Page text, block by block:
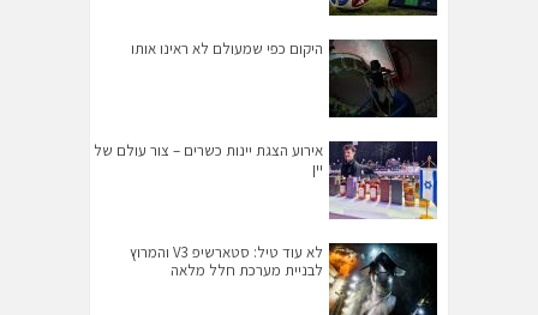
היקום כפי שמעולם לא ראינו אותו
אירוע הצגת יינות כשרים – צור עולם של
יין
לא עוד טיל: סטארשיפ V3 והמרוץ
לבניית מערכת חלל מלאה